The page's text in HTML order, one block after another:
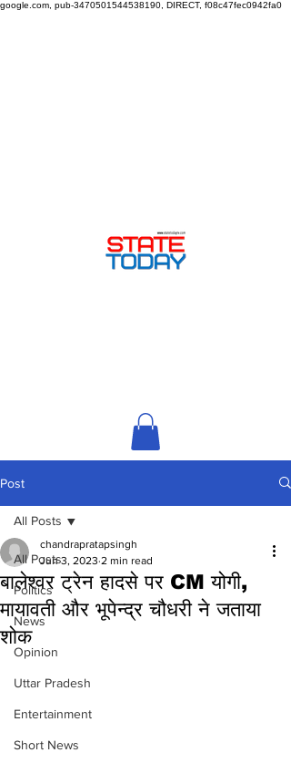
google.com, pub-3470501544538190, DIRECT, f08c47fec0942fa0
Post
All Posts
Politics
News
Opinion
Uttar Pradesh
Entertainment
Short News
All Posts
बालेश्वर ट्रेन हादसे पर CM योगी,
मायावती और भूपेन्‍द्र चौधरी ने जताया
शोक
chandrapratapsingh
Jun 3, 2023 2 min read